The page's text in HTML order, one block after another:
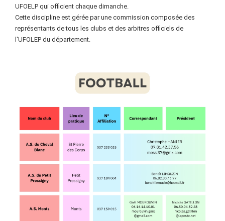
UFOELP qui officient chaque dimanche.
Cette discipline est gérée par une commission composée des
représentants de tous les clubs et des arbitres officiels de
l'UFOLEP du département.